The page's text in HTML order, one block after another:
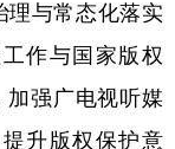
会展
悦读
理与常态化落实
作与国家版权
加强广电视听媒
升版权保护意